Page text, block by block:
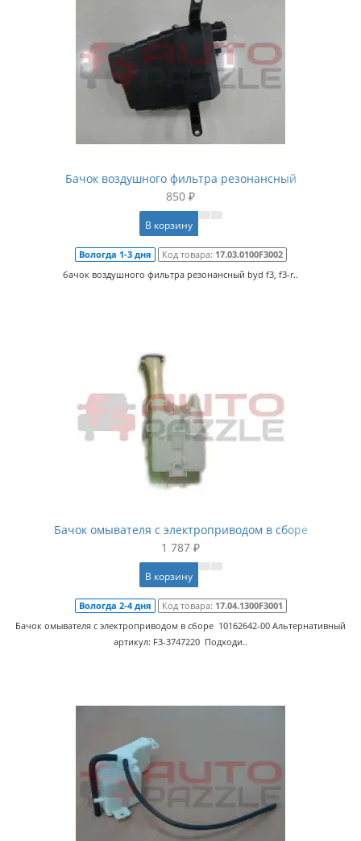
Бачок воздушного фильтра резонансный
850 ₽
В корзину
Вологда 1-3 дня Код товара: 17.03.0100F3002
бачок воздушного фильтра резонансный byd f3, f3-r..
Бачок омывателя с электроприводом в сборе
1 787 ₽
В корзину
Вологда 2-4 дня Код товара: 17.04.1300F3001
Бачок омывателя с электроприводом в сборе 10162642-00 Альтернативный
артикул: F3-3747220 Подходи..